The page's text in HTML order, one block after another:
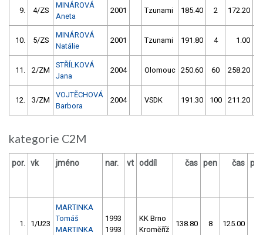
9. 4/ZS
MINÁROVÁ
Aneta
2001 Tzunami 185.40 2 172.20
10. 5/ZS
MINÁROVÁ
Natálie
2001 Tzunami 191.80 4 1.00
11. 2/ZM
STŘÍLKOVÁ
Jana
2004 Olomouc 250.60 60 258.20
12. 3/ZM
VOJTĚCHOVÁ
Barbora
2004 VSDK 191.30 100 211.20
kategorie C2M
por. vk jméno nar. vt oddíl čas pen čas
1. 1/U23
MARTINKA
Tomáš
MARTINKA
1993
1993
KK Brno
Kroměříž
138.80 8 125.00